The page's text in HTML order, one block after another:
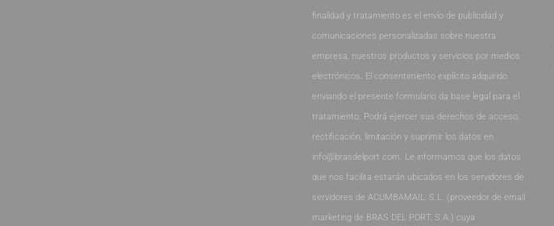
finalidad y tratamiento es el envío de publicidad y
comunicaciones personalizadas sobre nuestra
empresa, nuestros productos y servicios por medios
electrónicos. El consentimiento explícito adquirido
enviando el presente formulario da base legal para el
tratamiento. Podrá ejercer sus derechos de acceso,
rectificación, limitación y suprimir los datos en
info@brasdelport.com. Le informamos que los datos
que nos facilita estarán ubicados en los servidores de
servidores de ACUMBAMAIL, S.L. (proveedor de email
marketing de BRAS DEL PORT, S.A.) cuya